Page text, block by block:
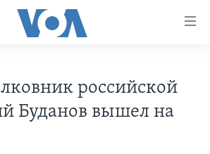
российской
Буданов вышел на